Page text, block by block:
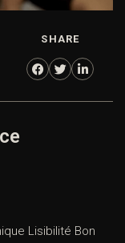
SHARE
Lisibilité Bon